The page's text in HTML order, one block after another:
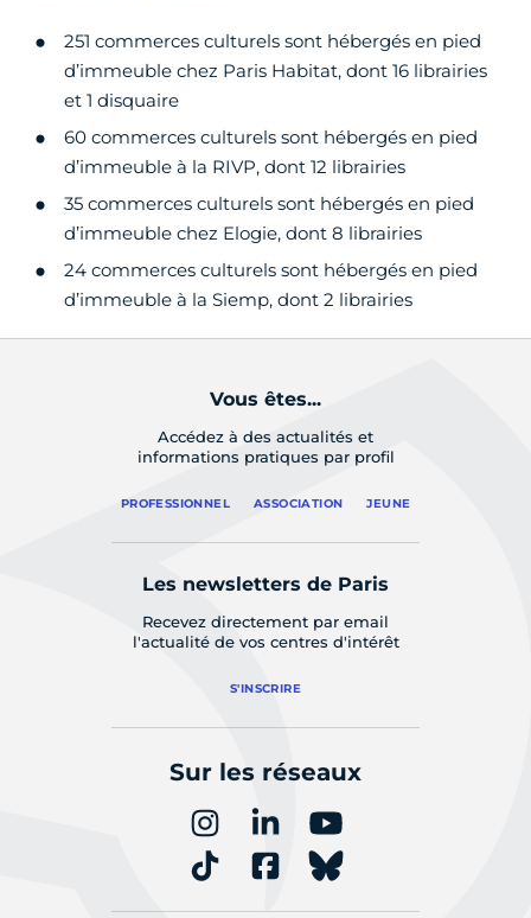
251 commerces culturels sont hébergés en pied
d’immeuble chez Paris Habitat, dont 16 librairies
et 1 disquaire
60 commerces culturels sont hébergés en pied
d’immeuble à la RIVP, dont 12 librairies
35 commerces culturels sont hébergés en pied
d’immeuble chez Elogie, dont 8 librairies
24 commerces culturels sont hébergés en pied
d’immeuble à la Siemp, dont 2 librairies
Vous êtes...
Accédez à des actualités et
informations pratiques par profil
PROFESSIONNEL ASSOCIATION JEUNE
Les newsletters de Paris
Recevez directement par email
l'actualité de vos centres d'intérêt
S'INSCRIRE
Sur les réseaux